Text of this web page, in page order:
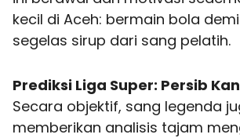
kecil di Aceh: bermain bola
segelas sirup dari sang pelatih.
Prediksi Liga Super: Persib
Secara objektif, sang legenda
memberikan analisis tajam